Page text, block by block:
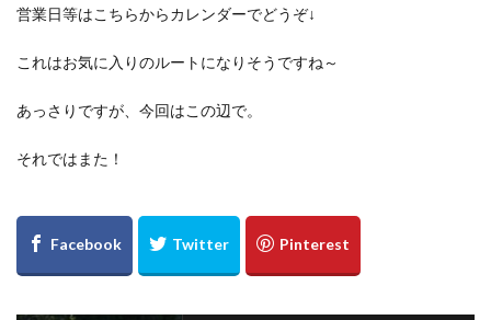
営業日等はこちらからカレンダーでどうぞ↓
これはお気に入りのルートになりそうですね～
あっさりですが、今回はこの辺で。
それではまた！